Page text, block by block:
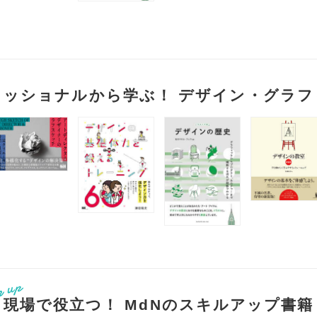
ショナルから学ぶ！ デザイン・グラ
現場で役立つ！ MdNのスキルアップ書籍